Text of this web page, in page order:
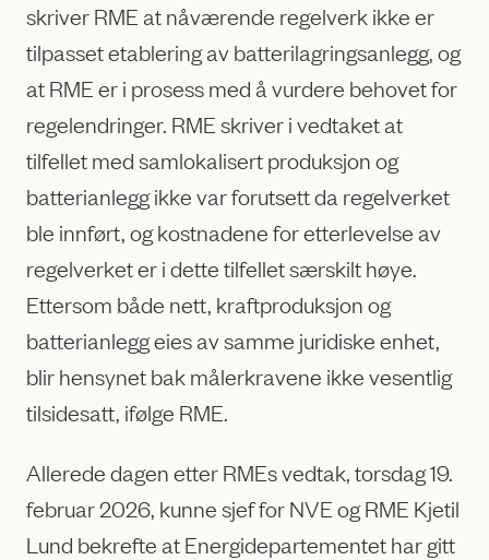
skriver RME at nåværende regelverk ikke er
tilpasset etablering av batterilagringsanlegg, og
at RME er i prosess med å vurdere behovet for
regelendringer. RME skriver i vedtaket at
tilfellet med samlokalisert produksjon og
batterianlegg ikke var forutsett da regelverket
ble innført, og kostnadene for etterlevelse av
regelverket er i dette tilfellet særskilt høye.
Ettersom både nett, kraftproduksjon og
batterianlegg eies av samme juridiske enhet,
blir hensynet bak målerkravene ikke vesentlig
tilsidesatt, ifølge RME.
Allerede dagen etter RMEs vedtak, torsdag 19.
februar 2026, kunne sjef for NVE og RME Kjetil
Lund bekrefte at Energidepartementet har gitt